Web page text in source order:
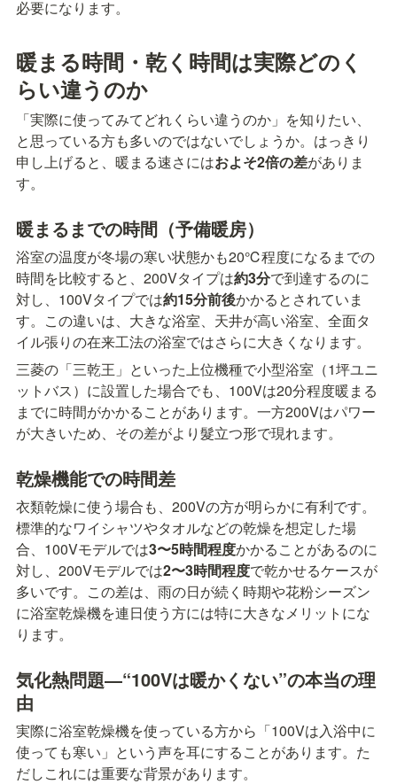
必要になります。
暖まる時間・乾く時間は実際どのく
らい違うのか
「実際に使ってみてどれくらい違うのか」を知りたい、
と思っている方も多いのではないでしょうか。はっきり
申し上げると、暖まる速さにはおよそ2倍の差がありま
す。
暖まるまでの時間（予備暖房）
浴室の温度が冬場の寒い状態かも20℃程度になるまでの
時間を比較すると、200Vタイプは約3分で到達するのに
対し、100Vタイプでは約15分前後かかるとされていま
す。この違いは、大きな浴室、天井が高い浴室、全面タ
イル張りの在来工法の浴室ではさらに大きくなります。
三菱の「三乾王」といった上位機種で小型浴室（1坪ユニ
ットバス）に設置した場合でも、100Vは20分程度暖まる
までに時間がかかることがあります。一方200Vはパワー
が大きいため、その差がより髮立つ形で現れます。
乾燥機能での時間差
衣類乾燥に使う場合も、200Vの方が明らかに有利です。
標準的なワイシャツやタオルなどの乾燥を想定した場
合、100Vモデルでは3〜5時間程度かかることがあるのに
対し、200Vモデルでは2〜3時間程度で乾かせるケースが
多いです。この差は、雨の日が続く時期や花粉シーズン
に浴室乾燥機を連日使う方には特に大きなメリットにな
ります。
気化熱問題―“100Vは暖かくない”の本当の理
由
実際に浴室乾燥機を使っている方から「100Vは入浴中に
使っても寒い」という声を耳にすることがあります。た
だしこれには重要な背景があります。